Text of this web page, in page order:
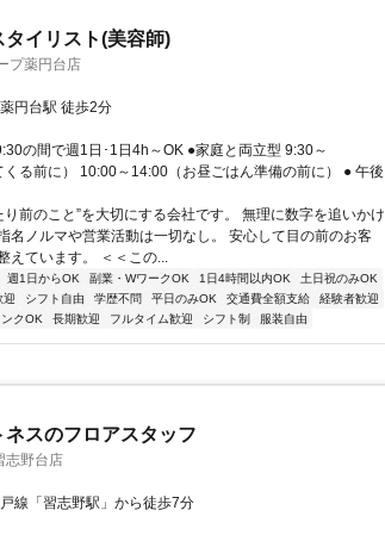
イリスト(美容師)
プ薬円台店
円台駅 徒歩2分
の間で週1日･1日4h～OK ●家庭と両立型 9:30～
る前に） 10:00～14:00（お昼ごはん準備の前に） ● 午後
前のこと”を大切にする会社です。 無理に数字を追いかけ
名ノルマや営業活動は一切なし。 安心して目の前のお客
えています。 ＜＜この...
週1日からOK 副業・WワークOK 1日4時間以内OK
土日祝のみOK
迎 シフト自由 学歴不問 平日のみOK 交通費全額支給
経験者歓迎
クOK 長期歓迎 フルタイム歓迎 シフト制 服装自由
スのフロアスタッフ
志野台店
線「習志野駅」から徒歩7分